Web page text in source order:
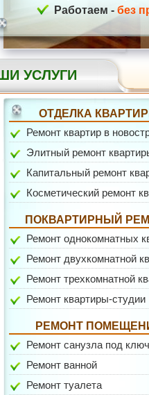
Работаем - без
УСЛУГИ
ОТДЕЛКА
Ремонт квартир в
Элитный ремонт
Капитальный ремонт
Косметический ремонт
ПОКВАРТИРНЫЙ
Ремонт однокомнатных
Ремонт двухкомнатной
Ремонт трехкомнатной
Ремонт квартиры-студии
РЕМОНТ
Ремонт санузла под ключ
Ремонт ванной
Ремонт туалета
Рублевское шоссе
ул. Вокзальная
ул. Давыдковская